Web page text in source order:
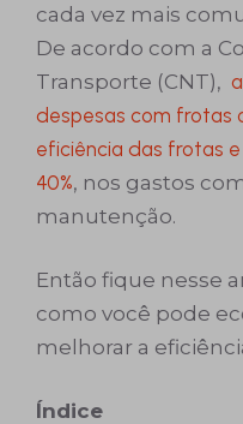
cada vez mais
De acordo com a
Transporte (CNT),
despesas com frotas
eficiência das frotas
40%, nos gastos
manutenção.
Então fique nesse
como você pode
melhorar a
Índice